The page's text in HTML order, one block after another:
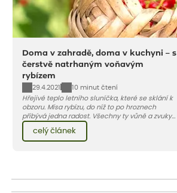
Doma v zahradě, doma v kuchyni – s
čerstvě natrhaným voňavým
rybízem
29.4.2021
10 minut čtení
Hřejivé teplo letního sluníčka, které se sklání k
obzoru. Mísa rybízu, do níž to po hroznech
přibývá jedna radost. Všechny ty vůně a zvuky
červencové zahrady. Sklizeň rybízu do kuchyně
vnese neuvěřitelný klid a radost. A taky trochu
bezstarostnosti dětství při mlsání babiččina
celý článek